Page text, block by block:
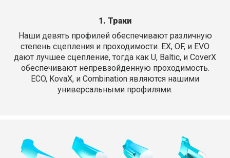
1. Траки
Наши девять профилей обеспечивают различную
степень сцепления и проходимости. EX, OF, и EVO
дают лучшее сцепление, тогда как U, Baltic, и CoverX
обеспечивают непревзойденную проходимость.
ECO, KovaX, и Combination являются нашими
универсальными профилями.